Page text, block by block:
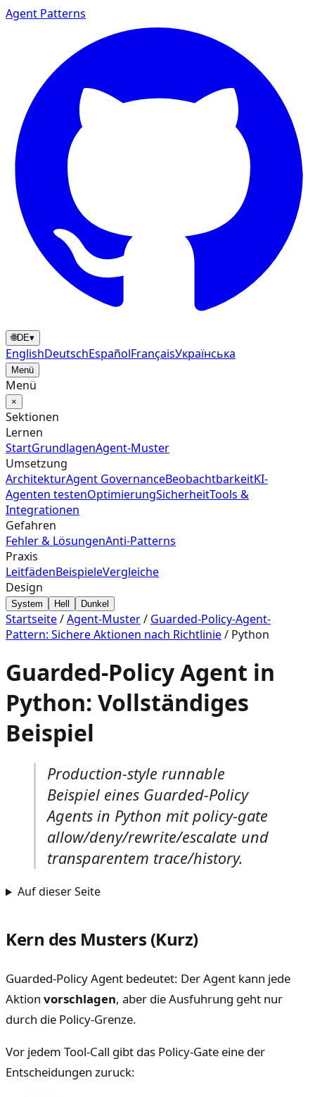
Agent Patterns
🌐DE▾
EnglishDeutschEspañolFrançaisУкраїнська
Menü
Menü
×
Sektionen
Lernen
StartGrundlagenAgent‑Muster
Umsetzung
ArchitekturAgent GovernanceBeobachtbarkeitKI-
Agenten testenOptimierungSicherheitTools &
Integrationen
Gefahren
Fehler & LösungenAnti-Patterns
Praxis
LeitfädenBeispieleVergleiche
Design
System Hell Dunkel
Startseite/Agent‑Muster/ Guarded-Policy-Agent-
Pattern: Sichere Aktionen nach Richtlinie/ Python
Guarded-Policy Agent in
Python: Vollständiges
Beispiel
Production-style runnable
Beispiel eines Guarded-Policy
Agents in Python mit policy-gate
allow/deny/rewrite/escalate und
transparentem trace/history.
Auf dieser Seite
Kern des Musters (Kurz)
Guarded-Policy Agent bedeutet: Der Agent kann jede
Aktion vorschlagen, aber die Ausfuhrung geht nur
durch die Policy-Grenze.
Vor jedem Tool-Call gibt das Policy-Gate eine der
Entscheidungen zuruck: